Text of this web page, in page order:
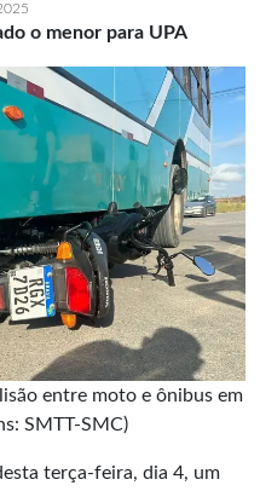
o menor para UPA
entre moto e ônibus em
SMTT-SMC)
terça-feira, dia 4, um